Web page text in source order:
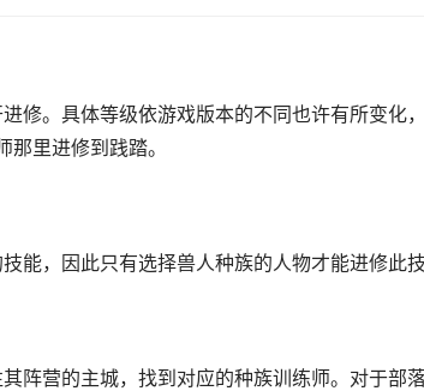
修。具体等级依游戏版本的不同也许有所变化
里进修到践踏。
能，因此只有选择兽人种族的人物才能进修此技
阵营的主城，找到对应的种族训练师。对于部